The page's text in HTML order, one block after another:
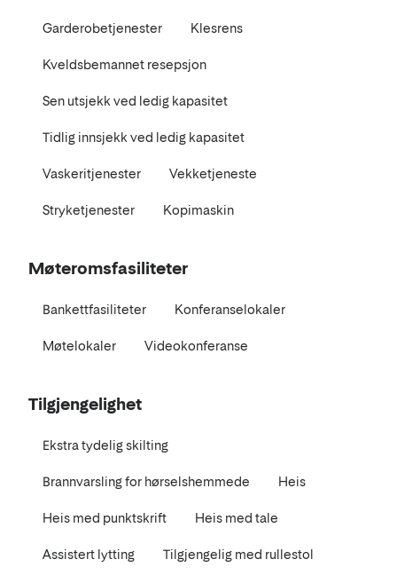
Garderobetjenester Klesrens
Kveldsbemannet resepsjon
Sen utsjekk ved ledig kapasitet
Tidlig innsjekk ved ledig kapasitet
Vaskeritjenester Vekketjeneste
Stryketjenester Kopimaskin
Møteromsfasiliteter
Bankettfasiliteter Konferanselokaler
Møtelokaler Videokonferanse
Tilgjengelighet
Ekstra tydelig skilting
Brannvarsling for hørselshemmede Heis
Heis med punktskrift Heis med tale
Assistert lytting Tilgjengelig med rullestol